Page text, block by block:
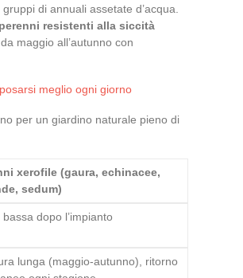
di annuali assetate d’acqua.
perenni resistenti alla siccità
maggio all’autunno con
meglio ogni giorno
per un giardino naturale pieno di
xerofile (gaura, echinacee,
sedum)
bassa dopo l’impianto
lunga (maggio-autunno), ritorno